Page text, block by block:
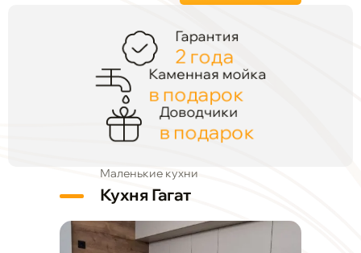
Гарантия
2 года
Каменная мойка
в подарок
Доводчики
в подарок
Маленькие кухни
Кухня Гагат